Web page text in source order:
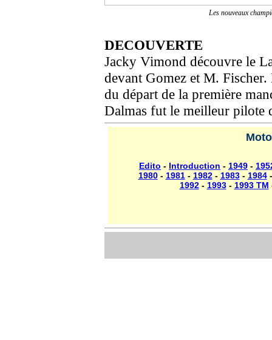
Les nouveaux
DECOUVERTE
Jacky Vimond découvre le
devant Gomez et M.
du départ de la première
Dalmas fut le meilleur pilote
Edito - Introduction - 1949 -
1980- 1981- 1982- 1983- 1984
1992- 1993- 1993 TM